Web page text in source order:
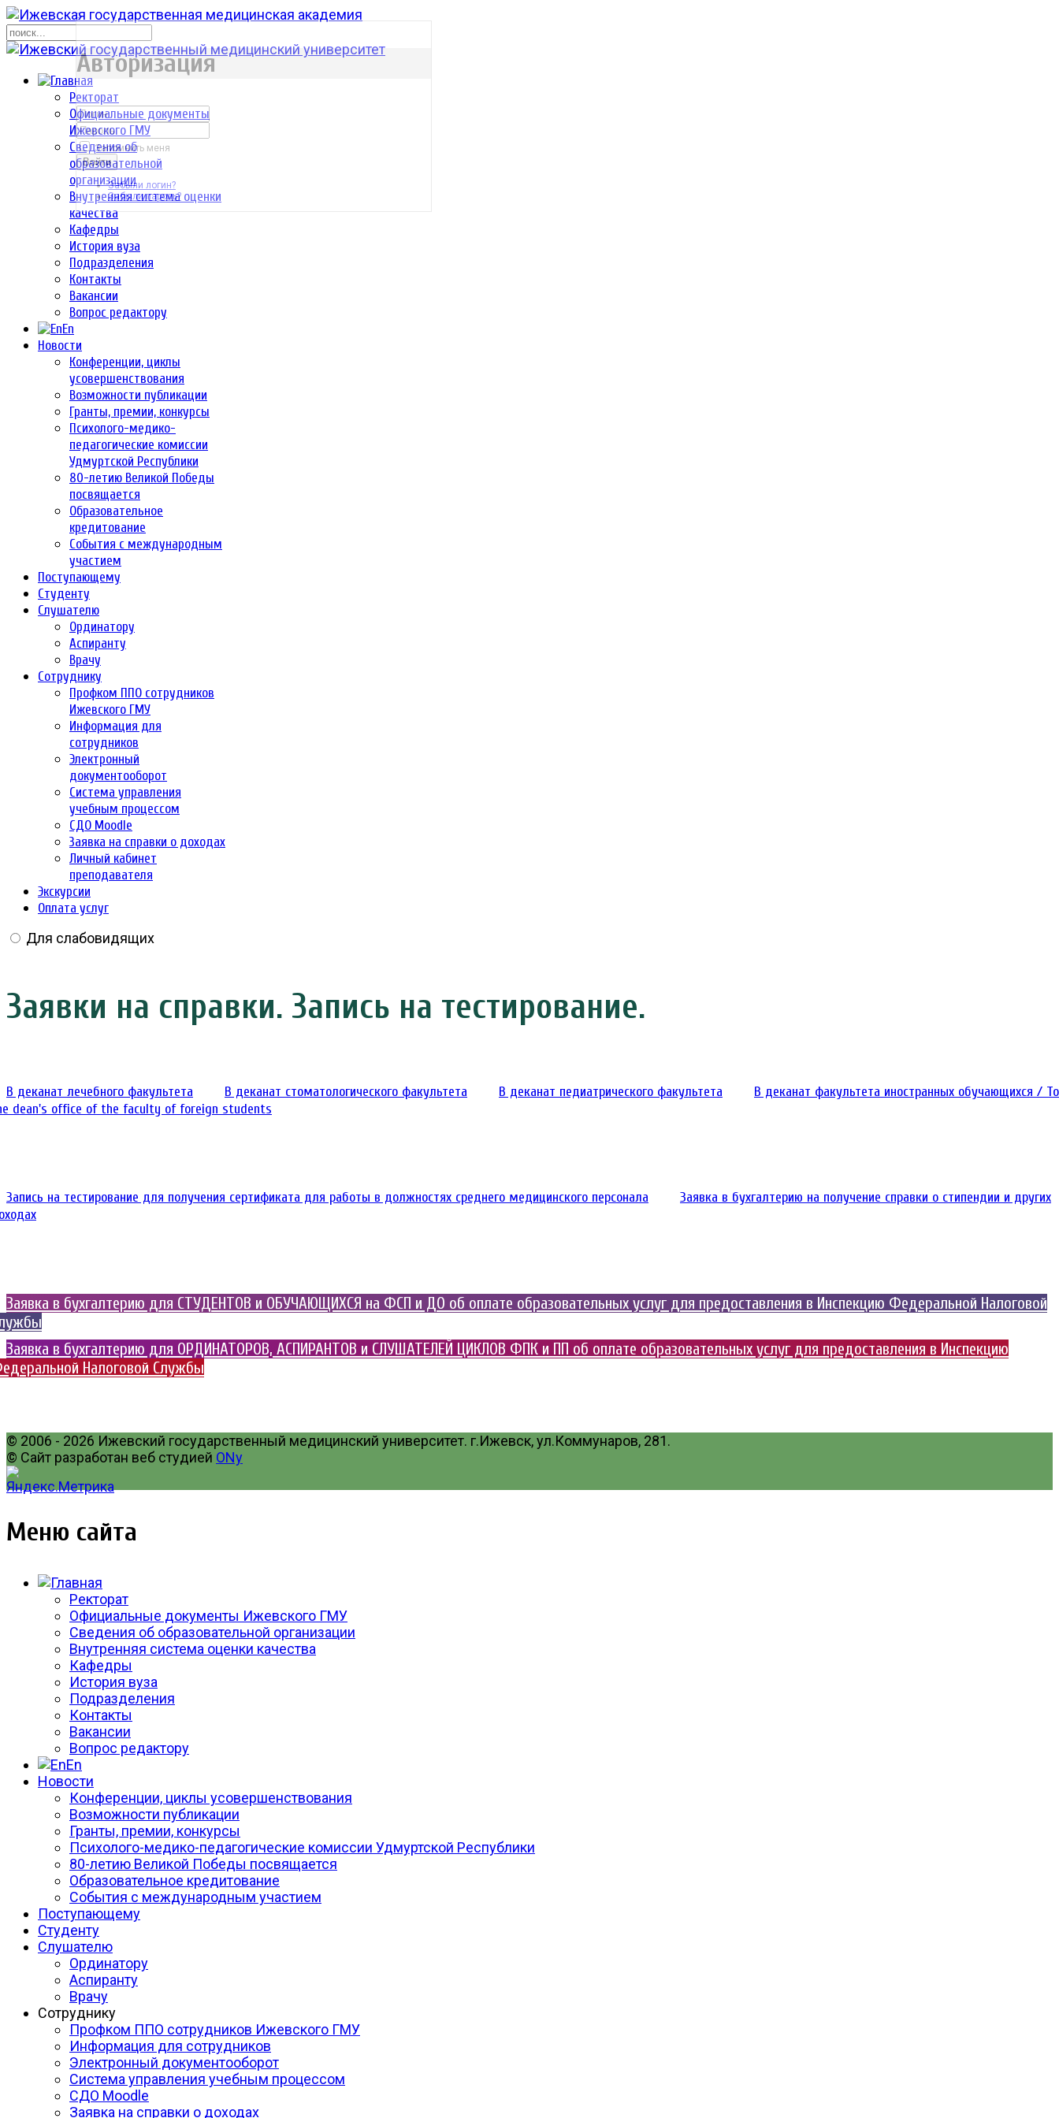
Ректорат
Официальные документы
Ижевского ГМУ
Сведения об
образовательной
организации
Внутренняя система оценки
качества
Кафедры
История вуза
Подразделения
Контакты
Вакансии
Вопрос редактору
En
Новости
Конференции, циклы
усовершенствования
Возможности публикации
Гранты, премии, конкурсы
Психолого-медико-
педагогические комиссии
Удмуртской Республики
80-летию Великой Победы
посвящается
Образовательное
кредитование
События с международным
участием
Поступающему
Студенту
Слушателю
Ординатору
Аспиранту
Врачу
Сотруднику
Профком ППО сотрудников
Ижевского ГМУ
Информация для
сотрудников
Электронный
документооборот
Система управления
учебным процессом
СДО Moodle
Заявка на справки о доходах
Личный кабинет
преподавателя
Экскурсии
Оплата услуг
Для слабовидящих
Заявки на справки. Запись на тестирование.
В деканат лечебного факультета В деканат стоматологического факультета В деканат педиатрического факультета
В деканат факультета иностранных обучающихся / To
dean's office of the faculty of foreign students
Запись на тестирование для получения сертификата для работы в должностях среднего медицинского персонала
Заявка в бухгалтерию на получение справки о стипендии и других
Заявка в бухгалтерию для СТУДЕНТОВ и ОБУЧАЮЩИХСЯ на ФСП и ДО об оплате образовательных услуг для предоставления в Инспекцию Федеральной Налоговой
Заявка в бухгалтерию для ОРДИНАТОРОВ, АСПИРАНТОВ и СЛУШАТЕЛЕЙ ЦИКЛОВ ФПК и ПП об оплате образовательных услуг для предоставления в Инспекцию
Налоговой Службы
© 2006 - 2026 Ижевский государственный медицинский университет. г.Ижевск, ул.Коммунаров, 281.
© Сайт разработан веб студией ONy
р
Авторизация
Запомнить меня
Войти
Забыли логин?
Забыли пароль?
Меню сайта
Ректорат
Официальные документы Ижевского ГМУ
Сведения об образовательной организации
Внутренняя система оценки качества
Кафедры
История вуза
Подразделения
Контакты
Вакансии
Вопрос редактору
En
Новости
Конференции, циклы усовершенствования
Возможности публикации
Гранты, премии, конкурсы
Психолого-медико-педагогические комиссии Удмуртской Республики
80-летию Великой Победы посвящается
Образовательное кредитование
События с международным участием
Поступающему
Студенту
Слушателю
Ординатору
Аспиранту
Врачу
Сотруднику
Профком ППО сотрудников Ижевского ГМУ
Информация для сотрудников
Электронный документооборот
Система управления учебным процессом
СДО Moodle
Заявка на справки о доходах